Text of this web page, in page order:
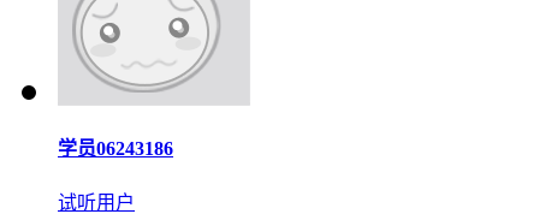
学员06243186
试听用户